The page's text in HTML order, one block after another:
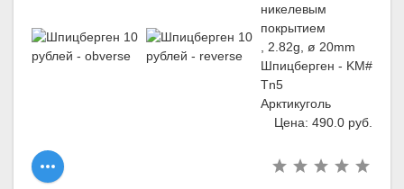
никелевым
покрытием
, 2.82g, ø 20mm
Шпицберген - KM#
Tn5
Арктикуголь
Цена: 490.0 руб.